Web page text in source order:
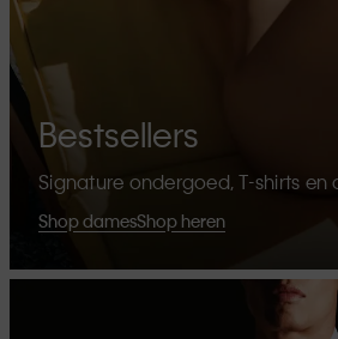
Bestsellers
Signature ondergoed, T-shirts en
Shop damesShop heren